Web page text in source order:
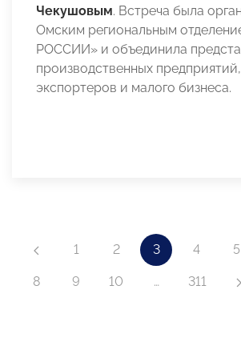
Чекушовым. Встреча была
Омским региональным
РОССИИ» и объединила
производственных
экспортеров и малого бизнеса.
1 2 3 4 5
8 9 10 … 311